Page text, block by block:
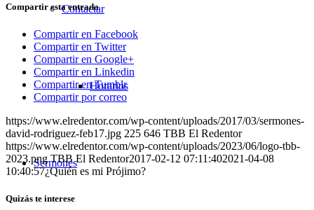
Contactar
Horarios
Sermones
Compartir esta entrada
Compartir en Facebook
Compartir en Twitter
Compartir en Google+
Compartir en Linkedin
Compartir en Tumblr
Compartir por correo
https://www.elredentor.com/wp-content/uploads/2017/03/sermones-
david-rodriguez-feb17.jpg 225 646 TBB El Redentor
https://www.elredentor.com/wp-content/uploads/2023/06/logo-tbb-
2023.png TBB El Redentor2017-02-12 07:11:402021-04-08
10:40:57¿Quién es mi Prójimo?
Quizás te interese